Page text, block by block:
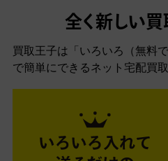
全く新しい
買取王子は「いろいろ（無料
で簡単にできるネット宅配買